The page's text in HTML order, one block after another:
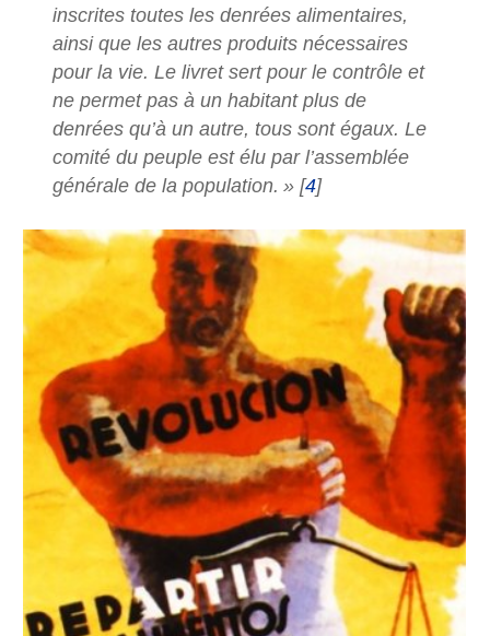
inscrites toutes les denrées alimentaires,
ainsi que les autres produits nécessaires
pour la vie. Le livret sert pour le contrôle et
ne permet pas à un habitant plus de
denrées qu’à un autre, tous sont égaux. Le
comité du peuple est élu par l’assemblée
générale de la population. »[4]